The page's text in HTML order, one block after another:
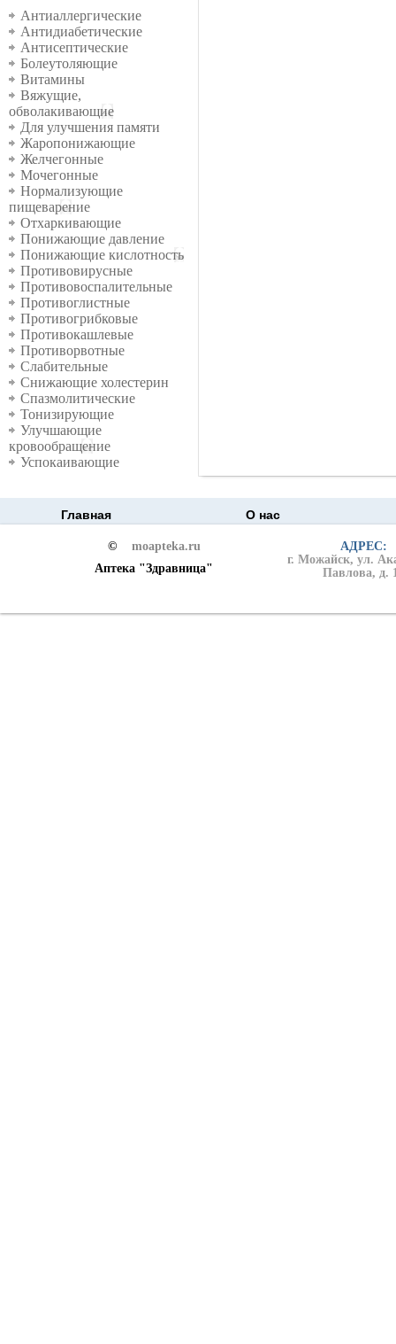
Группы
Антиаллергические
Антидиабетические
Антисептические
Болеутоляющие
Витамины
Вяжущие,
обволакивающие
Для улучшения памяти
Жаропонижающие
Желчегонные
Мочегонные
Нормализующие
пищеварение
Отхаркивающие
Понижающие давление
Понижающие кислотность
Противовирусные
Противовоспалительные
Противоглистные
Противогрибковые
Противокашлевые
Противорвотные
Слабительные
Снижающие холестерин
Спазмолитические
Тонизирующие
Улучшающие
кровообращение
Успокаивающие
Главная О нас
©
moapteka.ru
Аптека "Здравница"
АДРЕС:
г. Можайск, ул.
Павлова, д.